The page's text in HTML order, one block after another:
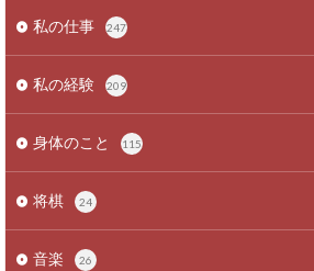
私の仕事 247
私の経験 209
身体のこと 115
将棋 24
音楽 26